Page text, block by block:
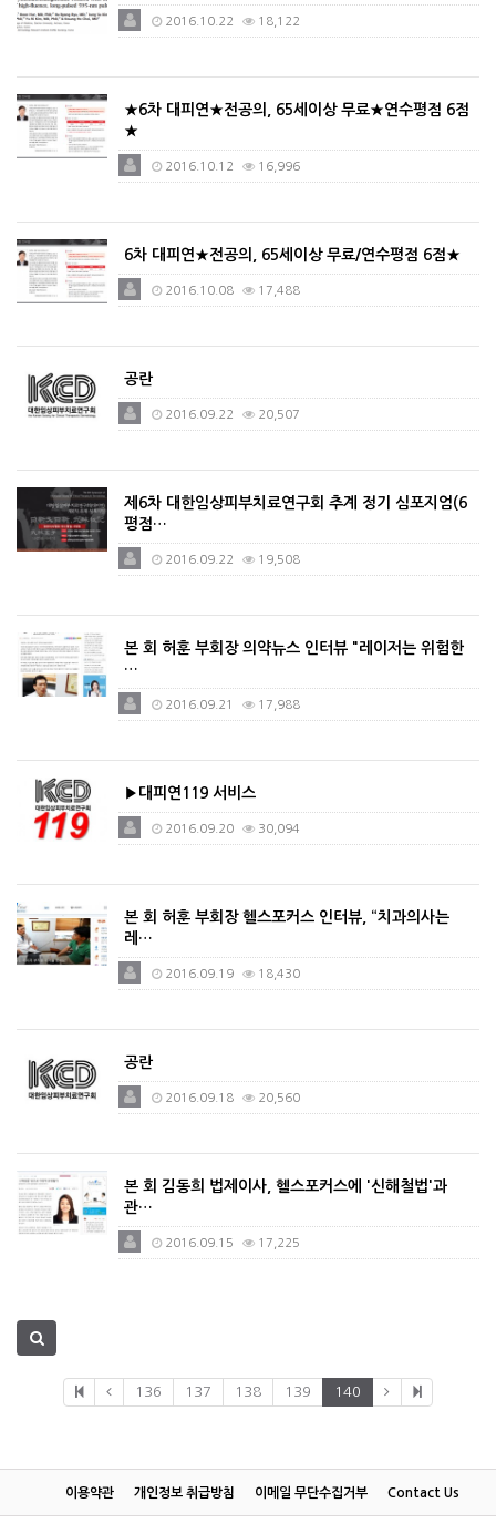
2016.10.22 18,122
★6차 대피연★전공의, 65세이상 무료★연수평점 6점
★
2016.10.12 16,996
6차 대피연★전공의, 65세이상 무료/연수평점 6점★
2016.10.08 17,488
공란
2016.09.22 20,507
제6차 대한임상피부치료연구회 추계 정기 심포지엄(6
평점…
2016.09.22 19,508
본 회 허훈 부회장 의약뉴스 인터뷰 "레이저는 위험한
…
2016.09.21 17,988
▶대피연119 서비스
2016.09.20 30,094
본 회 허훈 부회장 헬스포커스 인터뷰, “치과의사는
레…
2016.09.19 18,430
공란
2016.09.18 20,560
본 회 김동희 법제이사, 헬스포커스에 '신해철법'과
관…
2016.09.15 17,225
136 137 138 139 140
이용약관 개인정보 취급방침 이메일 무단수집거부 Contact Us